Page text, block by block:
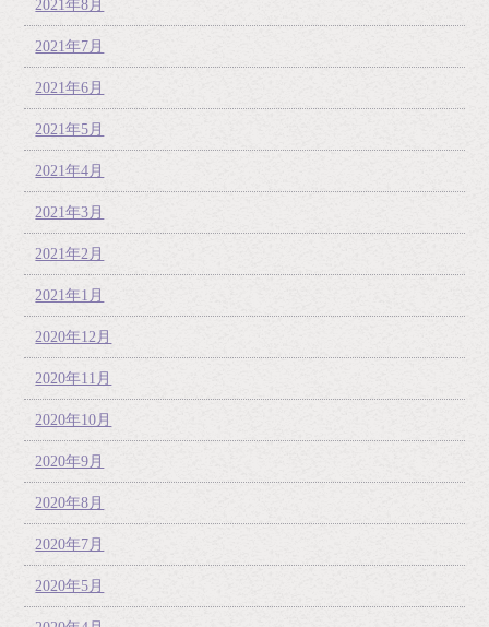
2021年8月
2021年7月
2021年6月
2021年5月
2021年4月
2021年3月
2021年2月
2021年1月
2020年12月
2020年11月
2020年10月
2020年9月
2020年8月
2020年7月
2020年5月